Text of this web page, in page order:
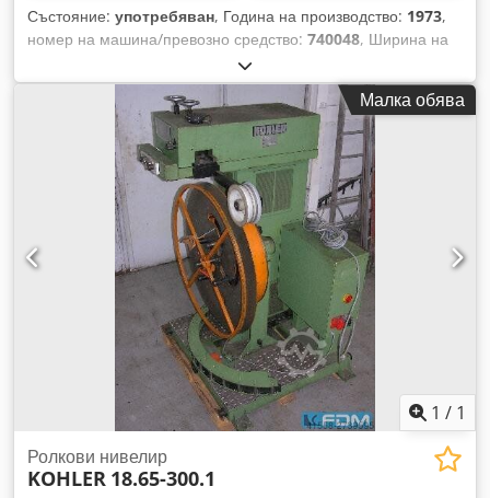
Състояние: употребяван, Година на производство: 1973,
номер на машина/превозно средство: 740048, Ширина на
материала: 600 мм Дебелина на материала: макс. 6 мм
Брой изправящи валове: 23 Диаметър на изправящите
валове: 30 мм Dsdpecxxytofx Aipock Скорост на подаване:
10 м/мин Свързваща мощност: 4,5 kVA Необходима площ
прибл.: 1,00 x 1,80 x 1,60 м Тегло на машината прибл.: 2,45
т Прецизна двуредова изправяща машина с моторизирано
регулиране на валовете (отпред/отзад разделено),
управлява се чрез бутон за налягане, избор на посока на
задвижването на валовете напред/назад, ръчно централно
смазване, 2 прецизни измервателни часовника за
позициониране на изправящите валове.
Малка обява
1 / 1
Ролкови нивелир
KOHLER 18.65-300.1